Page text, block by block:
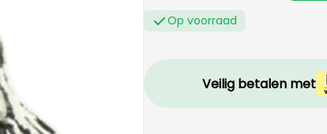
Op voorraad
Veilig betalen met